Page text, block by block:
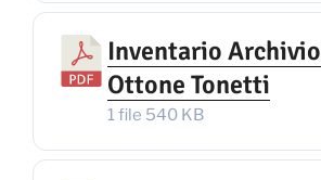
Inventario Archivio
Ottone Tonetti
1 file 540 KB